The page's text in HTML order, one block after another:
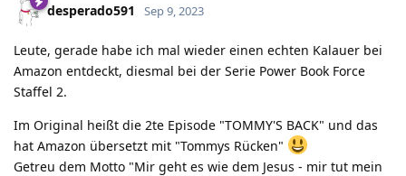
desperado591 Sep 9, 2023
Leute, gerade habe ich mal wieder einen echten Kalauer bei
Amazon entdeckt, diesmal bei der Serie Power Book Force
Staffel 2.
Im Original heißt die 2te Episode "TOMMY'S BACK" und das
hat Amazon übersetzt mit "Tommys Rücken"
Getreu dem Motto "Mir geht es wie dem Jesus - mir tut mein